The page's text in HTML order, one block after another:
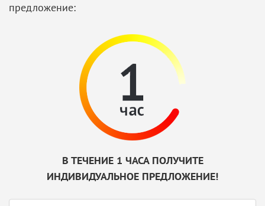
предложение:
В ТЕЧЕНИЕ 1 ЧАСА ПОЛУЧИТЕ
ИНДИВИДУАЛЬНОЕ ПРЕДЛОЖЕНИЕ!